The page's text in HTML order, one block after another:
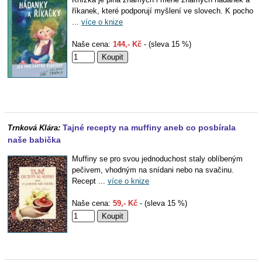
říkanek, které podporují myšlení ve slovech. K pocho
... více o knize
Naše cena: 144,- Kč - (sleva 15 %)
Trnková Klára: Tajné recepty na muffiny aneb co posbírala
naše babička
Muffiny se pro svou jednoduchost staly oblíbeným
pečivem, vhodným na snídani nebo na svačinu.
Recept ... více o knize
Naše cena: 59,- Kč - (sleva 15 %)